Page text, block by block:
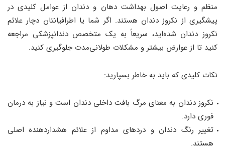
منظم و رعایت اصول بهداشت دهان و دندان از عوامل کلیدی در
پیشگیری از نکروز دندان هستند. اگر شما یا اطرافیانتان دچار علائم
نکروز دندان شده‌اید، سریعاً به یک متخصص دندانپزشکی مراجعه
کنید تا از عوارض بیشتر و مشکلات طولانی‌مدت جلوگیری کنید.
نکات کلیدی که باید به خاطر بسپارید:
نکروز دندان به معنای مرگ بافت داخلی دندان است و نیاز به درمان
فوری دارد.
تغییر رنگ دندان و دردهای مداوم از علائم هشداردهنده اصلی
هستند.